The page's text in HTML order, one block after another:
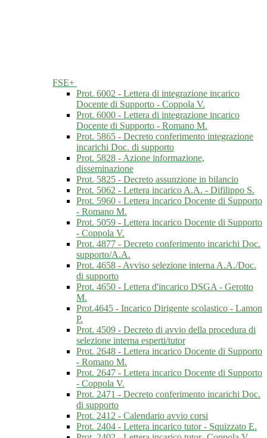
FSE+
Prot. 6002 - Lettera di integrazione incarico
Docente di Supporto - Coppola V.
Prot. 6000 - Lettera di integrazione incarico
Docente di Supporto - Romano M.
Prot. 5865 - Decreto conferimento integrazione
incarichi Doc. di supporto
Prot. 5828 - Azione informazione,
disseminazione
Prot. 5825 - Decreto assunzione in bilancio
Prot. 5062 - Lettera incarico A.A. - Difilippo S.
Prot. 5960 - Lettera incarico Docente di Supporto
- Romano M.
Prot. 5059 - Lettera incarico Docente di Supporto
- Coppola V.
Prot. 4877 - Decreto conferimento incarichi Doc.
supporto/A.A.
Prot. 4658 - Avviso selezione interna A.A./Doc.
di supporto
Prot. 4650 - Lettera d'incarico DSGA - Gerotto
M.
Prot.4645 - Incarico Dirigente scolastico - Lamon
P.
Prot. 4509 - Decreto di avvio della procedura di
selezione interna esperti/tutor
Prot. 2648 - Lettera incarico Docente di Supporto
- Romano M.
Prot. 2647 - Lettera incarico Docente di Supporto
- Coppola V.
Prot. 2471 - Decreto conferimento incarichi Doc.
di supporto
Prot. 2412 - Calendario avvio corsi
Prot. 2404 - Lettera incarico tutor - Squizzato E.